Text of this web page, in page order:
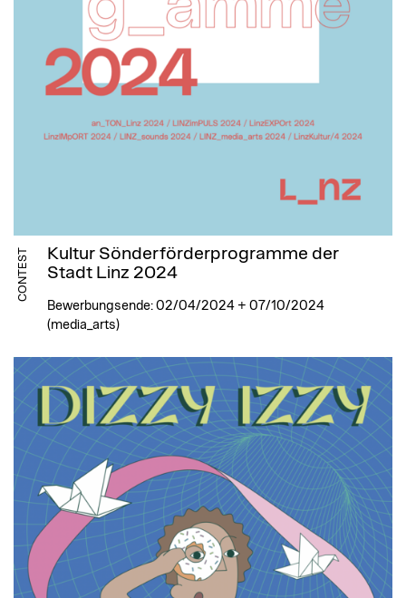
CONTEST
Kultur Sönderförder­programme der
Stadt Linz 2024
Bewerbungsende: 02/04/2024 + 07/10/2024
(media_arts)